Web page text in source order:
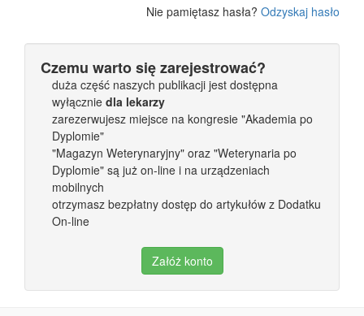
Nie pamiętasz hasła? Odzyskaj hasło
Czemu warto się zarejestrować?
duża część naszych publikacji jest dostępna
wyłącznie dla lekarzy
zarezerwujesz miejsce na kongresie "Akademia po
Dyplomie"
"Magazyn Weterynaryjny" oraz "Weterynaria po
Dyplomie" są już on-line i na urządzeniach
mobilnych
otrzymasz bezpłatny dostęp do artykułów z Dodatku
On-line
Załóż konto